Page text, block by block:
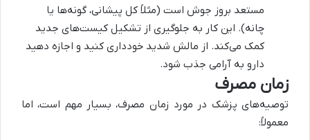
مستعد بروز جوش است (مثلاً کل پیشانی، گونه‌ها یا
چانه). این کار به جلوگیری از تشکیل کیست‌های جدید
کمک می‌کند. از مالش شدید خودداری کنید و اجازه دهید
دارو به آرامی جذب شود.
زمان مصرف
توصیه‌های پزشک در مورد زمان مصرف، بسیار مهم است، اما
معمولاً: